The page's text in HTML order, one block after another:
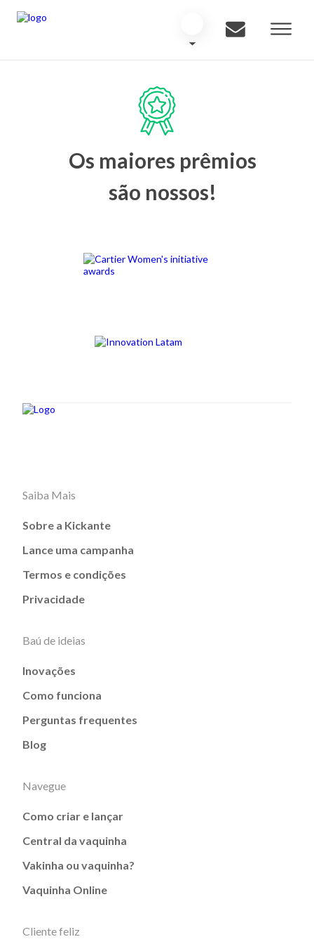
Os maiores prêmios
são nossos!
Saiba Mais
Sobre a Kickante
Lance uma campanha
Termos e condições
Privacidade
Baú de ideias
Inovações
Como funciona
Perguntas frequentes
Blog
Navegue
Como criar e lançar
Central da vaquinha
Vakinha ou vaquinha?
Vaquinha Online
Cliente feliz